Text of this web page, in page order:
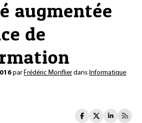
augmentée
de
par Frédéric Monflierdans Informatique